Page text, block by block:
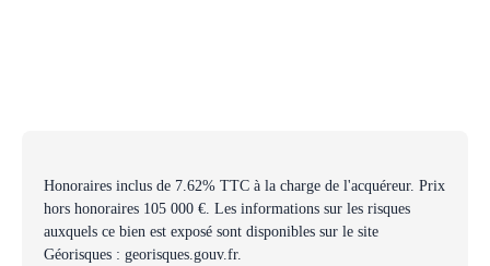
Honoraires inclus de 7.62% TTC à la charge de l'acquéreur. Prix
hors honoraires 105 000 €. Les informations sur les risques
auxquels ce bien est exposé sont disponibles sur le site
Géorisques : georisques.gouv.fr.